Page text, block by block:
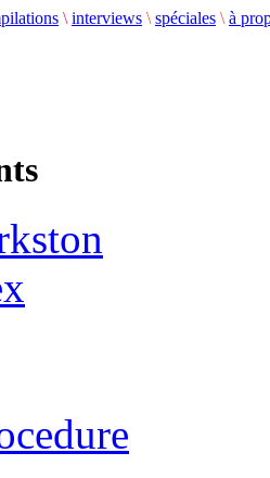
\ interviews \ spéciales \ à